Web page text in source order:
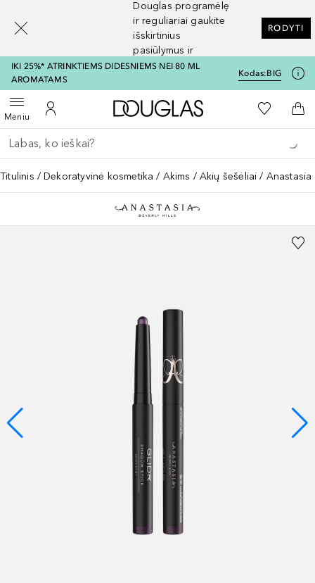
Douglas programėlę
ir reguliariai gaukite
išskirtinius
pasiūlymus ir
nuolaidas
RODYTI
IKI 25%* ATRINKTIEMS DIDESNIEMS NEI 80 ML
AROMATAMS
Kodas:BIG
MeniuAtidaryti meniuĮ mano paskyrą
Į Douglas pagrindinį
Į mano
Į
Grįžk atgal
Vykdykite paiešką
Titulinis Dekoratyvinė kosmetika Akims Akių šešėliai Anastasia
[navigation.slideout.screenreader]